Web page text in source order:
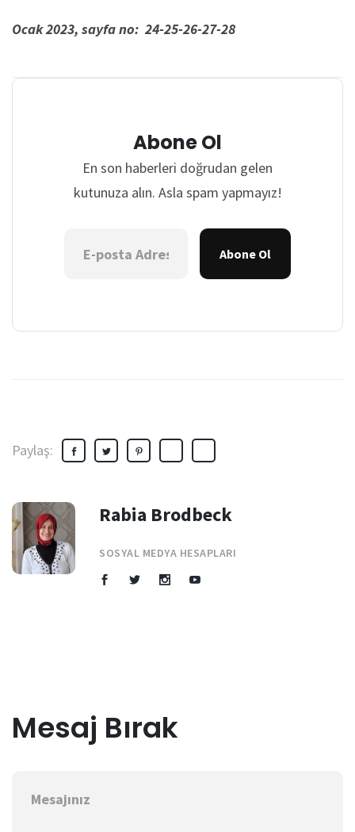
Ocak 2023, sayfa no: 24-25-26-27-28
Abone Ol
En son haberleri doğrudan gelen
kutunuza alın. Asla spam yapmayız!
Abone Ol
Paylaş:
Rabia Brodbeck
SOSYAL MEDYA HESAPLARI
Mesaj Bırak